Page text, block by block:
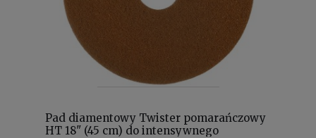
Pad diamentowy Twister pomarańczowy
HT 18" (45 cm) do intensywnego